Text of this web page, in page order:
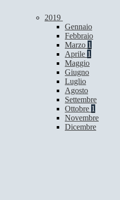
2019
Gennaio
Febbraio
Marzo 1
Aprile 1
Maggio
Giugno
Luglio
Agosto
Settembre
Ottobre 1
Novembre
Dicembre